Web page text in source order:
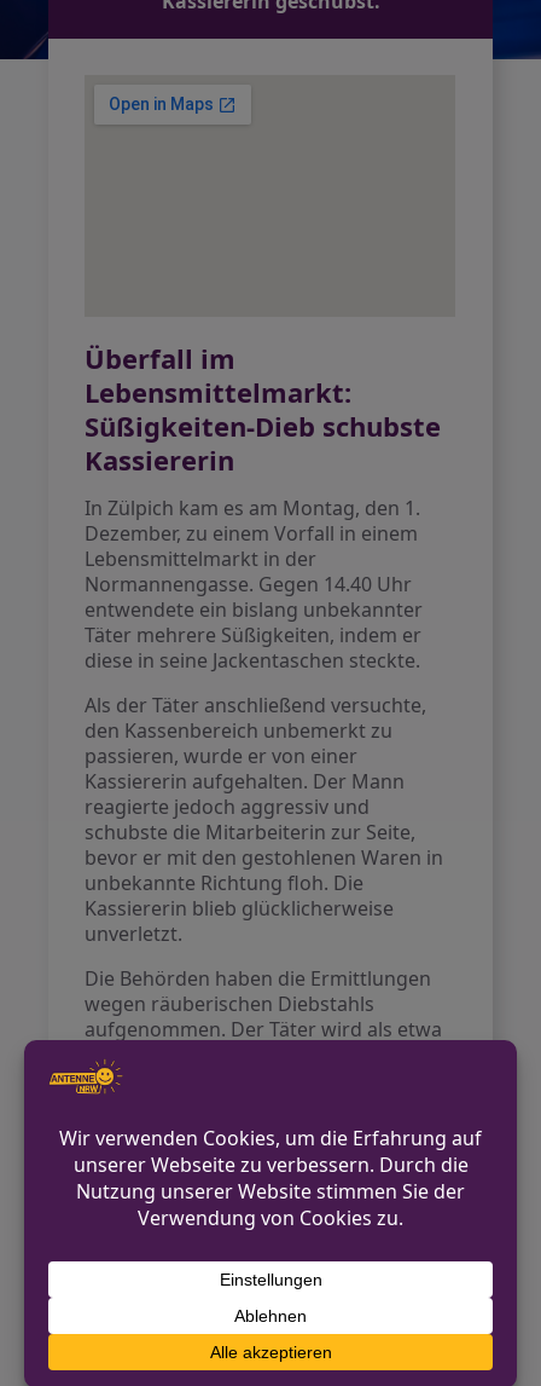
Überfall im
Lebensmittelmarkt:
Süßigkeiten-Dieb schubste
Kassiererin
In Zülpich kam es am Montag, den 1.
Dezember, zu einem Vorfall in einem
Lebensmittelmarkt in der
Normannengasse. Gegen 14.40 Uhr
entwendete ein bislang unbekannter
Täter mehrere Süßigkeiten, indem er
diese in seine Jackentaschen steckte.
Als der Täter anschließend versuchte,
den Kassenbereich unbemerkt zu
passieren, wurde er von einer
Kassiererin aufgehalten. Der Mann
reagierte jedoch aggressiv und
schubste die Mitarbeiterin zur Seite,
bevor er mit den gestohlenen Waren in
unbekannte Richtung floh. Die
Kassiererin blieb glücklicherweise
unverletzt.
Die Behörden haben die Ermittlungen
wegen räuberischen Diebstahls
aufgenommen. Der Täter wird als etwa
30 bis 45 Jahre alt, mit osteuropäischem
Akzent, schwarzem Bart und einer
Bildmaterial von der Videoüberwachung
des Marktes zeigt den Verdächtigen
gut.
Allgemeine Kontaktmöglichkeiten
der Polizei Euskirchen